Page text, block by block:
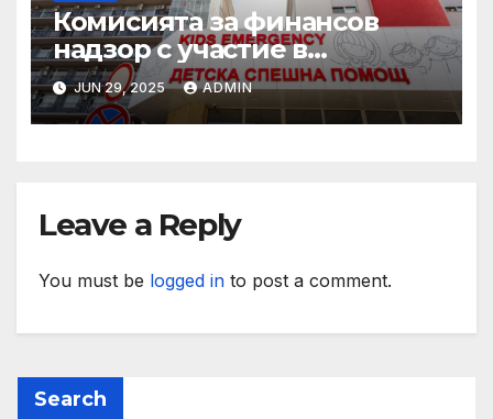
Комисията за финансов
надзор с участие в
конференцията „Промени в
пенсионния модел в
България“
JUN 29, 2025 ADMIN
Leave a Reply
You must be logged in to post a comment.
Search